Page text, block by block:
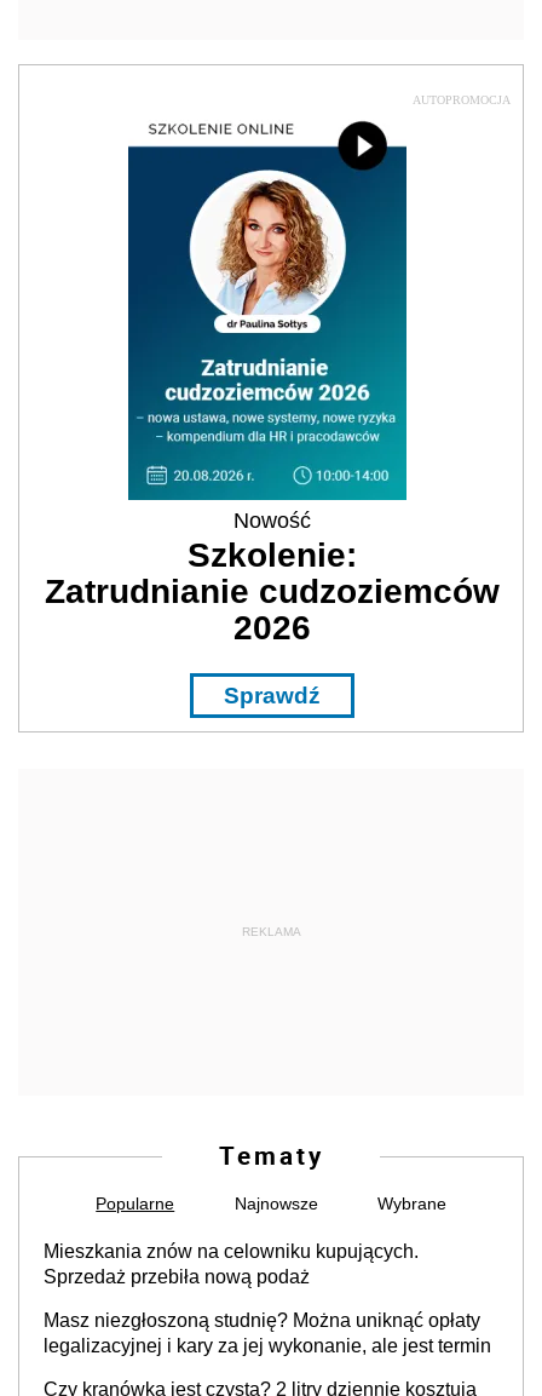
AUTOPROMOCJA
Nowość
Szkolenie:
Zatrudnianie cudzoziemców
2026
Sprawdź
REKLAMA
Tematy
Popularne Najnowsze Wybrane
Mieszkania znów na celowniku kupujących.
Sprzedaż przebiła nową podaż
Masz niezgłoszoną studnię? Można uniknąć opłaty
legalizacyjnej i kary za jej wykonanie, ale jest termin
Czy kranówka jest czysta? 2 litry dziennie kosztują